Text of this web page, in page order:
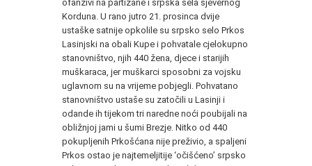
ofanzivi na partizane i srpska sela sjevernog
Korduna. U rano jutro 21. prosinca dvije
ustaške satnije opkolile su srpsko selo Prkos
Lasinjski na obali Kupe i pohvatale cjelokupno
stanovništvo, njih 440 žena, djece i starijih
muškaraca, jer muškarci sposobni za vojsku
uglavnom su na vrijeme pobjegli. Pohvatano
stanovništvo ustaše su zatočili u Lasinji i
odande ih tijekom tri naredne noći poubijali na
obližnjoj jami u šumi Brezje. Nitko od 440
pokupljenih Prkošćana nije preživio, a spaljeni
Prkos ostao je najtemeljitije ‘očišćeno’ srpsko